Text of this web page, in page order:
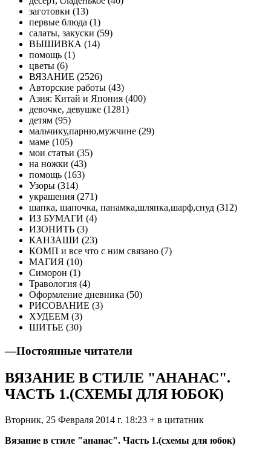
заготовки (13)
первые блюда (1)
салаты, закуски (59)
ВЫШИВКА (14)
помощь (1)
цветы (6)
ВЯЗАНИЕ (2526)
Авторские работы (43)
Азия: Китай и Япония (400)
девочке, девушке (1281)
детям (95)
мальчику,парню,мужчине (29)
маме (105)
мои статьи (35)
на ножки (43)
помощь (163)
Узоры (314)
украшения (271)
шапка, шапочка, панамка,шляпка,шарф,снуд (312)
ИЗ БУМАГИ (4)
ИЗОНИТЬ (3)
КАНЗАШИ (23)
КОМП и все что с ним связано (7)
МАГИЯ (10)
Симорон (1)
Травология (4)
Оформление дневника (50)
РИСОВАНИЕ (3)
ХУДЕЕМ (3)
ШИТЬЕ (30)
—Постоянные читатели
ВЯЗАНИЕ В СТИЛЕ "АНАНАС".
ЧАСТЬ 1.(СХЕМЫ ДЛЯ ЮБОК)
Вторник, 25 Февраля 2014 г. 18:23 + в цитатник
Вязание в стиле "ананас". Часть 1.(схемы для юбок)